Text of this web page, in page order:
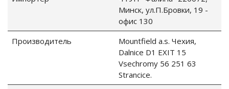
Минск, ул.П.Бровки, 19 -
офис 130
Производитель
Mountfield a.s. Чехия,
Dalnice D1 EXIT 15
Vsechromy 56 251 63
Stranсice.